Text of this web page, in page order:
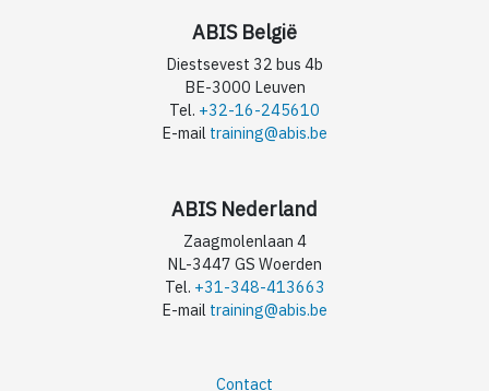
ABIS België
Diestsevest 32 bus 4b
BE-3000 Leuven
Tel. +32-16-245610
E-mail training@abis.be
ABIS Nederland
Zaagmolenlaan 4
NL-3447 GS Woerden
Tel. +31-348-413663
E-mail training@abis.be
Contact